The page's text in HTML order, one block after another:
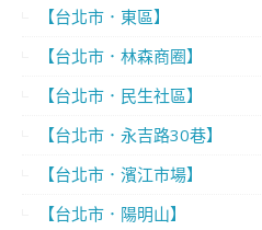
【台北市．東區】
【台北市．林森商圈】
【台北市．民生社區】
【台北市．永吉路30巷】
【台北市．濱江市場】
【台北市．陽明山】